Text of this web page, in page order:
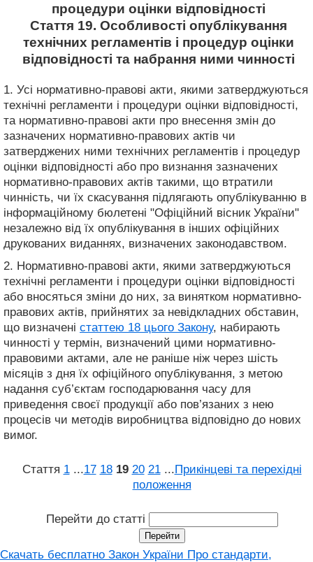
процедури оцінки відповідності
Стаття 19. Особливості опублікування
технічних регламентів і процедур оцінки
відповідності та набрання ними чинності
1. Усі нормативно-правові акти, якими затверджуються
технічні регламенти і процедури оцінки відповідності,
та нормативно-правові акти про внесення змін до
зазначених нормативно-правових актів чи
затверджених ними технічних регламентів і процедур
оцінки відповідності або про визнання зазначених
нормативно-правових актів такими, що втратили
чинність, чи їх скасування підлягають опублікуванню в
інформаційному бюлетені "Офіційний вісник України"
незалежно від їх опублікування в інших офіційних
друкованих виданнях, визначених законодавством.
2. Нормативно-правові акти, якими затверджуються
технічні регламенти і процедури оцінки відповідності
або вносяться зміни до них, за винятком нормативно-
правових актів, прийнятих за невідкладних обставин,
що визначені статтею 18 цього Закону, набирають
чинності у термін, визначений цими нормативно-
правовими актами, але не раніше ніж через шість
місяців з дня їх офіційного опублікування, з метою
надання суб’єктам господарювання часу для
приведення своєї продукції або пов’язаних з нею
процесів чи методів виробництва відповідно до нових
вимог.
Стаття 1 ...17 18 19 20 21 ...Прикінцеві та перехідні
положення
Перейти до статті
Скачать бесплатно Закон України Про стандарти,